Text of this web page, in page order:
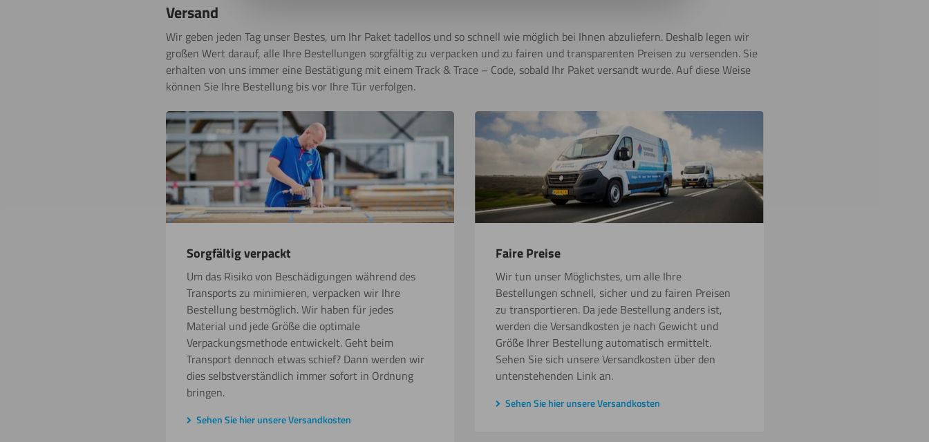
Versand
Wir geben jeden Tag unser Bestes, um Ihr Paket tadellos und so schnell wie möglich bei Ihnen abzuliefern. Deshalb legen wir
großen Wert darauf, alle Ihre Bestellungen sorgfältig zu verpacken und zu fairen und transparenten Preisen zu versenden. Sie
erhalten von uns immer eine Bestätigung mit einem Track & Trace – Code, sobald Ihr Paket versandt wurde. Auf diese Weise
können Sie Ihre Bestellung bis vor Ihre Tür verfolgen.
Sorgfältig verpackt
Um das Risiko von Beschädigungen während des
Transports zu minimieren, verpacken wir Ihre
Bestellung bestmöglich. Wir haben für jedes
Material und jede Größe die optimale
Verpackungsmethode entwickelt. Geht beim
Transport dennoch etwas schief? Dann werden wir
dies selbstverständlich immer sofort in Ordnung
bringen.
Sehen Sie hier unsere Versandkosten
Faire Preise
Wir tun unser Möglichstes, um alle Ihre
Bestellungen schnell, sicher und zu fairen Preisen
zu transportieren. Da jede Bestellung anders ist,
werden die Versandkosten je nach Gewicht und
Größe Ihrer Bestellung automatisch ermittelt.
Sehen Sie sich unsere Versandkosten über den
untenstehenden Link an.
Sehen Sie hier unsere Versandkosten